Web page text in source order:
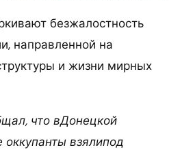
безжалостность
направленной на
и жизни мирных
что вДонецкой
оккупанты взялипод